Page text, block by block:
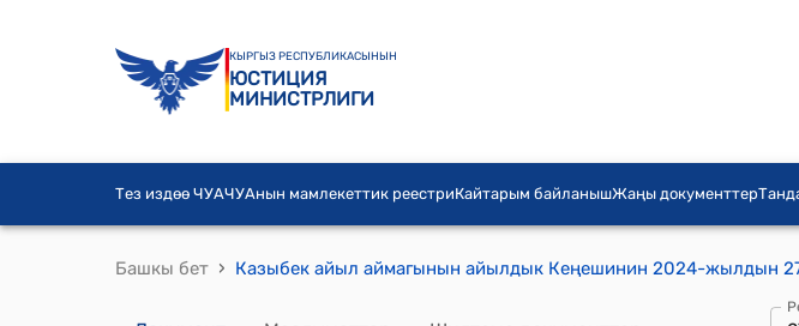
КЫРГЫЗ РЕСПУБЛИКАСЫНЫН
ЮСТИЦИЯ
МИНИСТРЛИГИ
Тез издөө ЧУАЧУАнын мамлекеттик реестриКайтарым байланышЖаңы документтер
Башкы бет ›